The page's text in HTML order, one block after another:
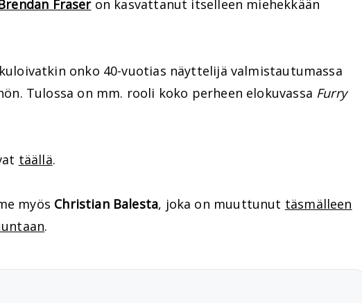
Fraseron kasvattanut itselleen miehekkään
onko 40-vuotias näyttelijä valmistautumassa
Tulossa on mm. rooli koko perheen elokuvassa Furry
täällä.
myös Christian Balesta, joka on muuttunut täsmälleen
.